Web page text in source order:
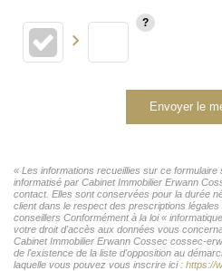
Envoyer le
« Les informations recueillies sur ce
informatisé par Cabinet Immobilier Erwann
contact. Elles sont conservées pour la durée
client dans le respect des prescriptions
conseillers Conformément à la loi «
votre droit d'accès aux données vous
Cabinet Immobilier Erwann Cossec cossec-
de l'existence de la liste d'opposition au
laquelle vous pouvez vous inscrire ici : https://